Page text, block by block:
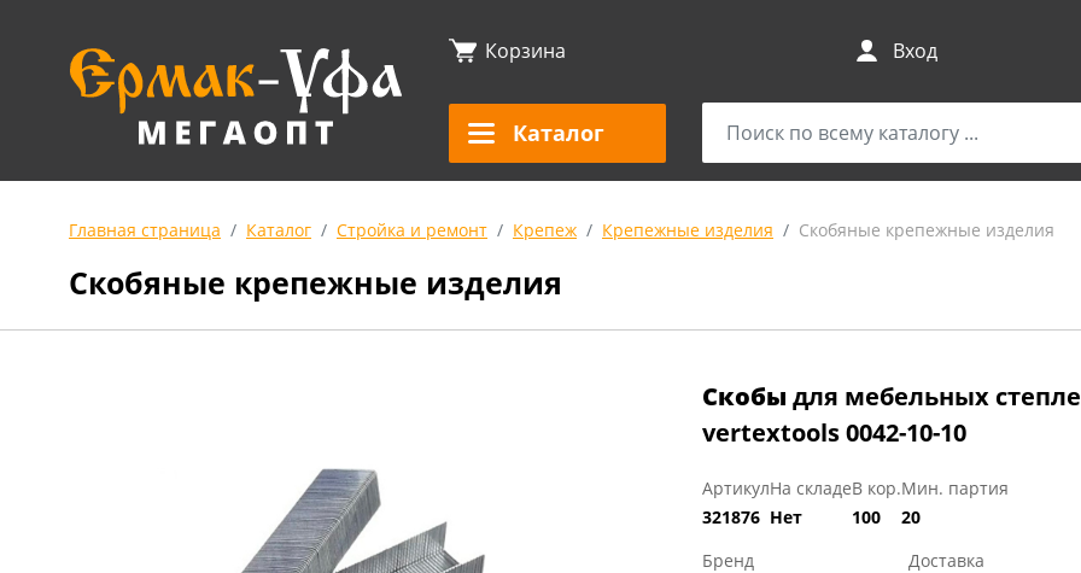
Корзина Вход
Каталог
Главная страница Каталог Стройка и ремонт Крепеж Крепежные изделия Скобяные крепежные изделия
Скобяные крепежные изделия
Скобы для мебельных
vertextools 0042-10-10
Артикул
321876
На складе
Нет
В кор.
100
Мин. партия
20
Бренд
Доставка